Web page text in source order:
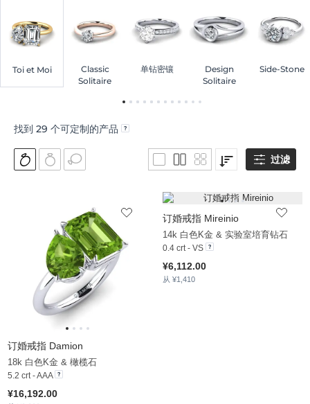
Toi et Moi
Classic
Solitaire
单钻密镶
Design
Solitaire
Side-Stone
找到 29 个可定制的产品
过滤
订婚戒指 Damion
18k 白色K金 & 橄榄石
5.2 crt - AAA
¥16,192.00
订婚戒指 Mireinio
14k 白色K金 & 实验室培育钻石
0.4 crt - VS
¥6,112.00
从 ¥1,410